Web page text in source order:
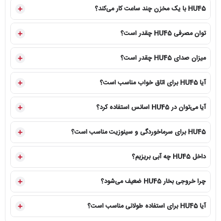
فن داخلی فن بزرگ و قدرتمند برای پرتاب و پخش بهتر مه
فضای قابل پوشش اعلام‌شده تا حدود ۶۰ مترمربع، متناسب با شرایط محیط
لوازم همراه دفترچه راهنما
نوع کاربری منزل، سالن، محل کار، مطب، دفتر، گیاهان و گلخانه خانگی
چرا HU45 قوی‌ترین بخور سرد هیوتک است؟
HU45 در میان مدل‌های بخور سرد فعلی هیوتک، برای بیشترین قدرت پخش مه و پوشش
فضای بزرگ‌تر طراحی شده است. مخزن ۵ لیتری، فن بزرگ، بدنه بلندتر و مسیر خروجی
عمودی باعث می‌شوند مه با فشار بیشتری در محیط منتشر شود.
HU45 با یک مخزن چند ساعت کار می‌کند؟
توان مصرفی HU45 چقدر است؟
میزان صدای HU45 چقدر است؟
آیا HU45 برای اتاق خواب مناسب است؟
آیا می‌توان در HU45 اسانس استفاده کرد؟
HU45 برای سرماخوردگی و سینوزیت مناسب است؟
داخل HU45 چه آبی بریزیم؟
چرا خروجی بخار HU45 ضعیف می‌شود؟
آیا HU45 برای استفاده طولانی مناسب است؟